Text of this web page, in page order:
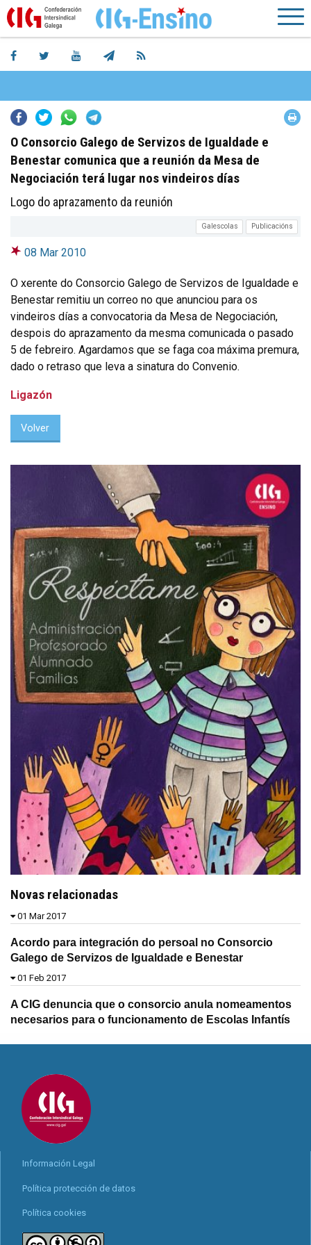
Facebook
TwitterWhatsapp
O Consorcio Galego de Servizos de Igualdade e
Benestar comunica que a reunión da Mesa de
Negociación terá lugar nos vindeiros días
Logo do aprazamento da reunión
Galescolas Publicacións
08 Mar 2010
O xerente do Consorcio Galego de Servizos de Igualdade e
Benestar remitiu un correo no que anunciou para os
vindeiros días a convocatoria da Mesa de Negociación,
despois do aprazamento da mesma comunicada o pasado
5 de febreiro. Agardamos que se faga coa máxima premura,
dado o retraso que leva a sinatura do Convenio.
Ligazón
Volver
Novas relacionadas
01 Mar 2017
Acordo para integración do persoal no Consorcio
Galego de Servizos de Igualdade e Benestar
01 Feb 2017
A CIG denuncia que o consorcio anula nomeamentos
necesarios para o funcionamento de Escolas Infantís
Información Legal
Política protección de datos
Política cookies